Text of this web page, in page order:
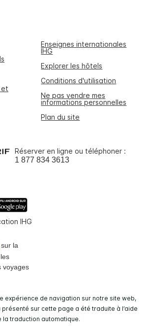
Enseignes internationales
IHG
Explorer les hôtels
Conditions d'utilisation
et
Ne pas vendre mes
informations personnelles
Plan du site
Réserver en ligne ou téléphoner :
1 877 834 3613
IHG
sur la
voyages
expérience de navigation sur notre site web,
présenté sur cette page a été traduite à l’aide
la traduction automatique.